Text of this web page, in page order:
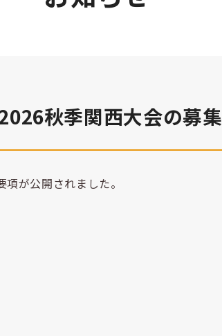
秋季関西大会の募
が公開されました。